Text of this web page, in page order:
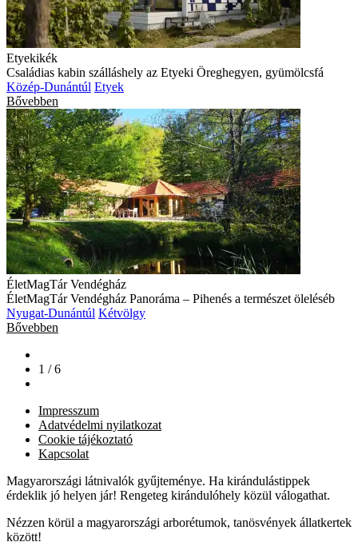
Etyekikék
Családias kabin szálláshely az Etyeki Öreghegyen, gyümölcsfá
Közép-Dunántúl Etyek
Bővebben
ÉletMagTár Vendégház
ÉletMagTár Vendégház Panoráma – Pihenés a természet öleléséb
Nyugat-Dunántúl Kétvölgy
Bővebben
1 / 6
Impresszum
Adatvédelmi nyilatkozat
Cookie tájékoztató
Kapcsolat
Magyarországi látnivalók gyűjteménye. Ha kirándulástippek
érdeklik jó helyen jár! Rengeteg kirándulóhely közül válogathat.
Nézzen körül a magyarországi arborétumok, tanösvények állatkertek
között!